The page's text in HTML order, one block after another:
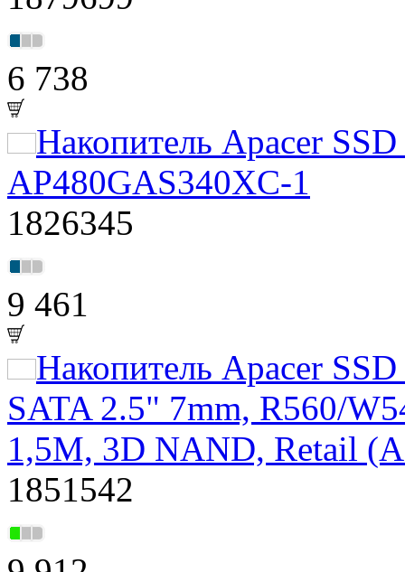
6 738
Накопитель Apacer
AP480GAS340XC-1
1826345
9 461
Накопитель Apacer
SATA 2.5" 7mm, R560/
1,5M, 3D NAND, Retail
1851542